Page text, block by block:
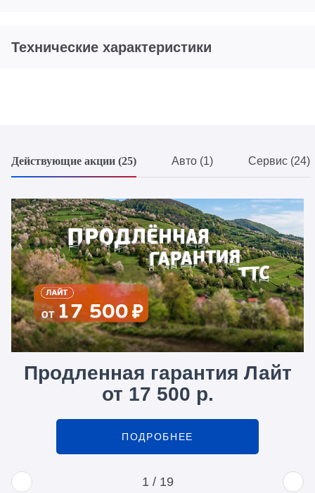
Технические характеристики
Действующие акции (25) Авто (1) Сервис (24)
Продленная гарантия Лайт
от 17 500 р.
ПОДРОБНЕЕ
1 / 19